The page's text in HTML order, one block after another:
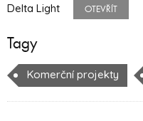
Delta Light OTEVŘÍT
Tagy
Komerční projekty